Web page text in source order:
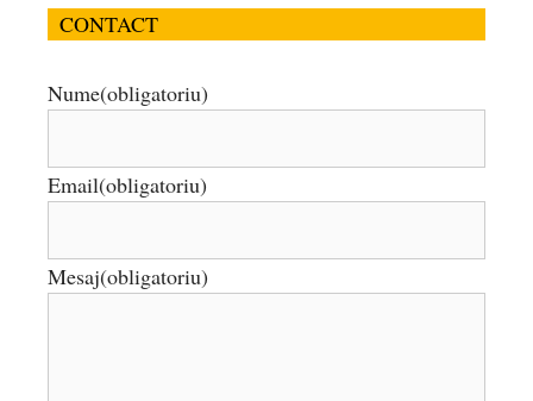
CONTACT
Nume(obligatoriu)
Email(obligatoriu)
Mesaj(obligatoriu)